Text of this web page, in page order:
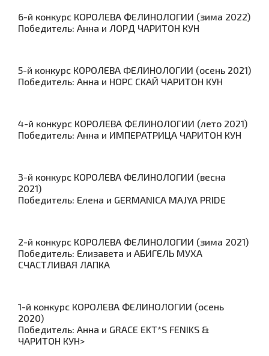
6-й конкурс КОРОЛЕВА ФЕЛИНОЛОГИИ (зима 2022)
Победитель: Анна и ЛОРД ЧАРИТОН КУН
5-й конкурс КОРОЛЕВА ФЕЛИНОЛОГИИ (осень 2021)
Победитель: Анна и НОРС СКАЙ ЧАРИТОН КУН
4-й конкурс КОРОЛЕВА ФЕЛИНОЛОГИИ (лето 2021)
Победитель: Анна и ИМПЕРАТРИЦА ЧАРИТОН КУН
3-й конкурс КОРОЛЕВА ФЕЛИНОЛОГИИ (весна
2021)
Победитель: Елена и GERMANICA MAJYA PRIDE
2-й конкурс КОРОЛЕВА ФЕЛИНОЛОГИИ (зима 2021)
Победитель: Елизавета и АБИГЕЛЬ МУХА
СЧАСТЛИВАЯ ЛАПКА
1-й конкурс КОРОЛЕВА ФЕЛИНОЛОГИИ (осень
2020)
Победитель: Анна и GRACE EKT*S FENIKS &
ЧАРИТОН КУН>